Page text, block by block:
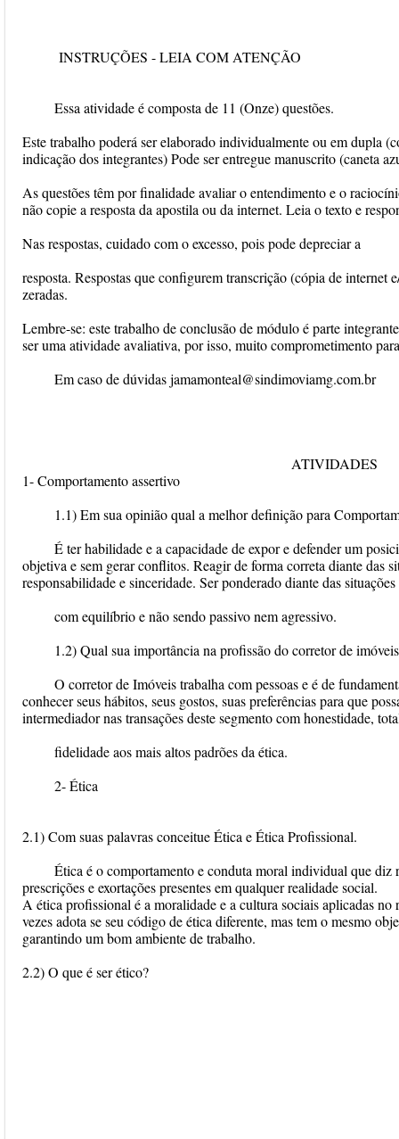
INSTRUÇÕES - LEIA COM ATENÇÃO
Essa atividade é composta de 11 (Onze) questões.
Este trabalho poderá ser elaborado individualmente ou em dupla
indicação dos integrantes) Pode ser entregue manuscrito (caneta
As questões têm por finalidade avaliar o entendimento e o
não copie a resposta da apostila ou da internet. Leia o texto e
Nas respostas, cuidado com o excesso, pois pode depreciar a
resposta. Respostas que configurem transcrição (cópia de internet
zeradas.
Lembre-se: este trabalho de conclusão de módulo é parte
ser uma atividade avaliativa, por isso, muito comprometimento
Em caso de dúvidas jamamonteal@sindimoviamg.com.br
ATIVIDADES
1- Comportamento assertivo
1.1) Em sua opinião qual a melhor definição para
É ter habilidade e a capacidade de expor e defender um
objetiva e sem gerar conflitos. Reagir de forma correta diante das
responsabilidade e sinceridade. Ser ponderado diante das
com equilíbrio e não sendo passivo nem agressivo.
1.2) Qual sua importância na profissão do corretor de
O corretor de Imóveis trabalha com pessoas e é de
conhecer seus hábitos, seus gostos, suas preferências para que
intermediador nas transações deste segmento com honestidade,
fidelidade aos mais altos padrões da ética.
2- Ética
2.1) Com suas palavras conceitue Ética e Ética Profissional.
Ética é o comportamento e conduta moral individual que diz
prescrições e exortações presentes em qualquer realidade social.
A ética profissional é a moralidade e a cultura sociais aplicadas
vezes adota se seu código de ética diferente, mas tem o mesmo
garantindo um bom ambiente de trabalho.
2.2) O que é ser ético?